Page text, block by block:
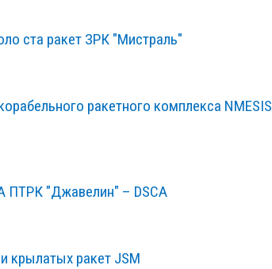
ста ракет ЗРК "Мистраль"
ракетного комплекса
ПТРК "Джавелин" – DSCA
крылатых ракет JSM